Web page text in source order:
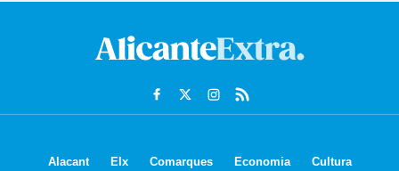
Alacant Elx Comarques Economia
Cultura